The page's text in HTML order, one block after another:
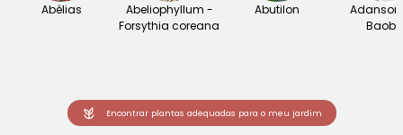
Abélias
Abeliophyllum -
Forsythia coreana
Abutilon
Baobá
Encontrar plantas adequadas para o meu jardim